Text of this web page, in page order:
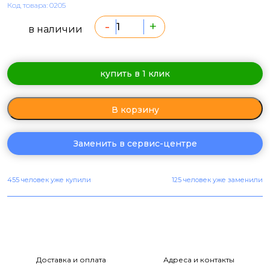
Код товара: 0205
в наличии - +
купить в 1 клик
В корзину
Заменить в сервис-центре
455 человек уже купили 125 человек уже заменили
Доставка и оплата Адреса и контакты